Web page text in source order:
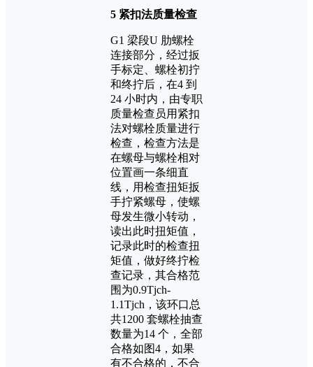
5 紧扣法质量检查
G1 梁段U 肋螺栓
连接部分，经过扳
手标定、螺栓初拧
和终拧后，在4 到
24 小时内，由专职
质量检查员用紧扣
法对螺栓质量进行
检查，检查方法是
在螺母与螺栓相对
位置画一条细直
线，用检查扭矩扳
手拧紧螺母，使螺
母发生微小转动，
读出此时扭矩值，
记录此时的检查扭
矩值，做好终拧检
查记录，其合格范
围为0.9Tjch-
1.1Tjch，该环口总
共1200 套螺栓抽查
数量为14 个，全部
合格如图4，如果
有不合格的，不合